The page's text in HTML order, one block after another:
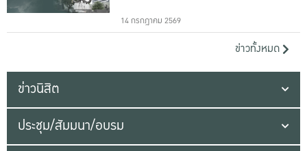
14 กรกฎาคม 2569
ข่าวทั้งหมด
ข่าวนิสิต
ประชุม/สัมมนา/อบรม